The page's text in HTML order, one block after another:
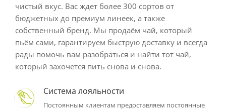
чистый вкус. Вас ждет более 300 сортов от
бюджетных до премиум линеек, а также
собственный бренд. Мы продаём чай, который
пьём сами, гарантируем быструю доставку и всегда
рады помочь вам разобраться и найти тот чай,
который захочется пить снова и снова.
Система лояльности
Постоянным клиентам предоставляем постоянные